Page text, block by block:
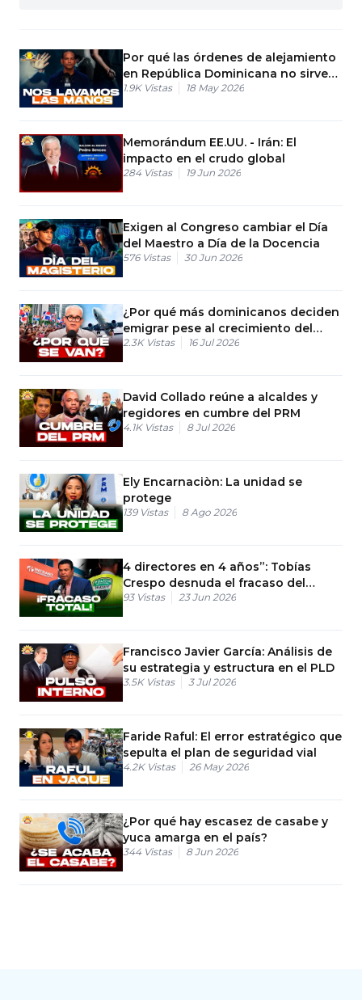
Por qué las órdenes de alejamiento
en República Dominicana no sirven
para nada
1.9K Vistas 18 May 2026
Memorándum EE.UU. - Irán: El
impacto en el crudo global
284 Vistas 19 Jun 2026
Exigen al Congreso cambiar el Día
del Maestro a Día de la Docencia
576 Vistas 30 Jun 2026
¿Por qué más dominicanos deciden
emigrar pese al crecimiento del
país?
2.3K Vistas 16 Jul 2026
David Collado reúne a alcaldes y
regidores en cumbre del PRM
4.1K Vistas 8 Jul 2026
Ely Encarnaciòn: La unidad se
protege
139 Vistas 8 Ago 2026
4 directores en 4 años”: Tobías
Crespo desnuda el fracaso del
Gobierno con el INTRANT
93 Vistas 23 Jun 2026
Francisco Javier García: Análisis de
su estrategia y estructura en el PLD
3.5K Vistas 3 Jul 2026
Faride Raful: El error estratégico que
sepulta el plan de seguridad vial
4.2K Vistas 26 May 2026
¿Por qué hay escasez de casabe y
yuca amarga en el país?
344 Vistas 8 Jun 2026